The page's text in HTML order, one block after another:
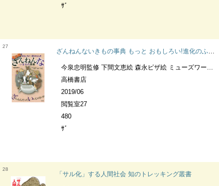
ｻﾞ
27
ざんねんないきもの事典 もっと おもしろい!進化のふしぎ
今泉忠明監修 下間文恵絵 森永ピザ絵 ミューズワーク絵 有沢重雄文 野島智司文 澤田憲文
高橋書店
2019/06
閲覧室27
480
ｻﾞ
28
「サル化」する人間社会 知のトレッキング叢書